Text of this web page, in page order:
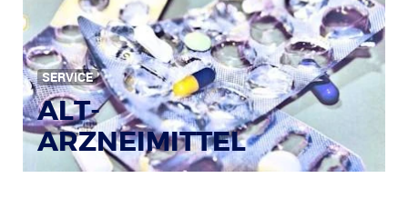
Bild: © Rainer Sturm / pixelio.de
SERVICE
ALT-
ARZNEIMITTEL